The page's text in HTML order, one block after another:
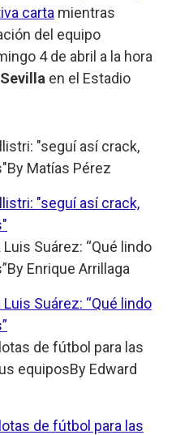
carta mientras
del equipo
4 de abril a la hora
Sevilla en el Estadio
"seguí así crack,
By Matías Pérez
"seguí así crack,
Suárez: “Qué lindo
By Enrique Arrillaga
Suárez: “Qué lindo
de fútbol para las
equiposBy Edward
de fútbol para las